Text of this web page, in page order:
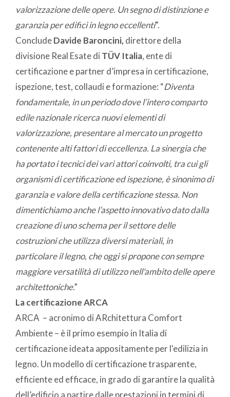
valorizzazione delle opere. Un segno di distinzione e
garanzia per edifici in legno eccellenti”.
ConcludeDavide Baroncini, direttore della
divisione Real Esate di TÜV Italia, ente di
certificazione e partner d’impresa in certificazione,
ispezione, test, collaudi e formazione: “Diventa
fondamentale, in un periodo dove l’intero comparto
edile nazionale ricerca nuovi elementi di
valorizzazione, presentare al mercato un progetto
contenente alti fattori di eccellenza. La sinergia che
ha portato i tecnici dei vari attori coinvolti, tra cui gli
organismi di certificazione ed ispezione, è sinonimo di
garanzia e valore della certificazione stessa. Non
dimentichiamo anche l’aspetto innovativo dato dalla
creazione di uno schema per il settore delle
costruzioni che utilizza diversi materiali, in
particolare il legno, che oggi si propone con sempre
maggiore versatilità di utilizzo nell'ambito delle opere
architettoniche.”
La certificazione ARCA
ARCA – acronimo di ARchitettura Comfort
Ambiente – è il primo esempio in Italia di
certificazione ideata appositamente per l'edilizia in
legno. Un modello di certificazione trasparente,
efficiente ed efficace, in grado di garantire la qualità
dell’edificio a partire dalle prestazioni in termini di